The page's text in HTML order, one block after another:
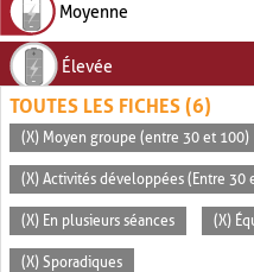
Moyenne
Élevée
TOUTES LES FICHES (6)
(X) Moyen groupe (entre 30 et 100)
(X) Activités développées (Entre 30
(X) En plusieurs séances (X)
(X) Sporadiques